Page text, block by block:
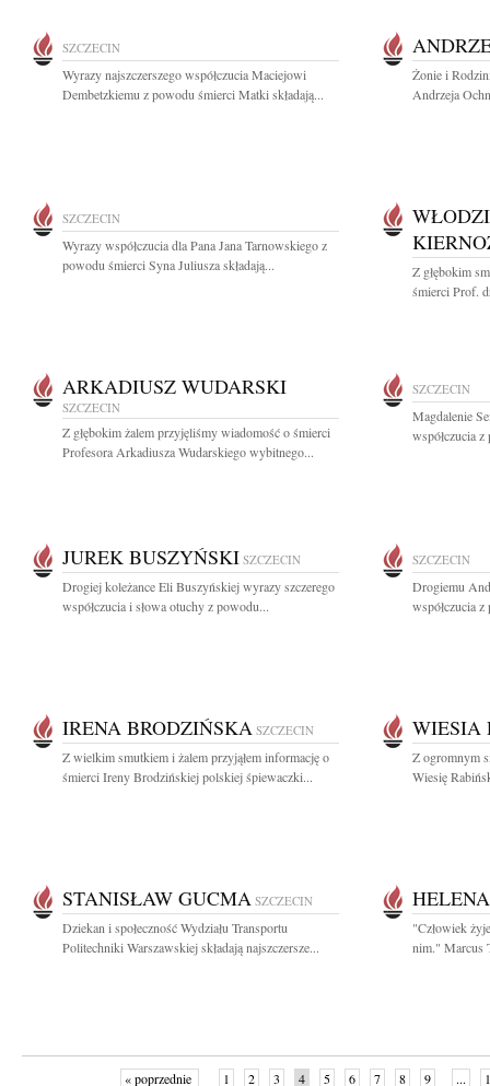
SZCZECIN
Wyrazy najszczerszego współczucia Maciejowi
Dembetzkiemu z powodu śmierci Matki składają...
Żonie i
Andrzeja
SZCZECIN
Wyrazy współczucia dla Pana Jana Tarnowskiego z
powodu śmierci Syna Juliusza składają...
Z głębokim
śmierci Prof.
ARKADIUSZ WUDARSKI
SZCZECIN
Z głębokim żalem przyjęliśmy wiadomość o śmierci
Profesora Arkadiusza Wudarskiego wybitnego...
SZCZECIN
Magdalenie
współczucia
JUREK BUSZYŃSKI SZCZECIN
Drogiej koleżance Eli Buszyńskiej wyrazy szczerego
współczucia i słowa otuchy z powodu...
SZCZECIN
Drogiemu
współczucia
IRENA BRODZIŃSKA SZCZECIN
Z wielkim smutkiem i żalem przyjąłem informację o
śmierci Ireny Brodzińskiej polskiej śpiewaczki...
WIESIA
Z ogromnym
Wiesię
STANISŁAW GUCMA SZCZECIN
Dziekan i społeczność Wydziału Transportu
Politechniki Warszawskiej składają najszczersze...
"Człowiek
nim." Marcus
« poprzednie 1 2 3 4 5 6 7 8 9 ...